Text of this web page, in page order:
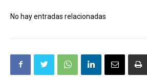
No hay entradas relacionadas